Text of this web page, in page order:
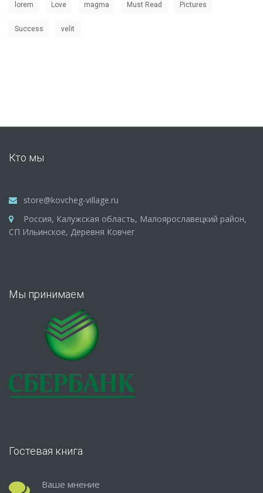
lorem Love magma Must Read Pictures
Success velit
Кто мы
store@kovcheg-village.ru
Россия, Калужская область, Малоярославецкий район,
СП Ильинское, Деревня Ковчег
Мы принимаем
Гостевая книга
Ваше мнение